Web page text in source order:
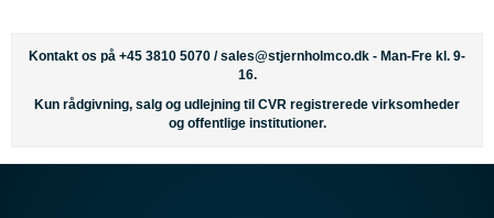
Kontakt os på +45 3810 5070 /sales@stjernholmco.dk - Man-Fre kl. 9-
16.
Kun rådgivning, salg og udlejning til CVR registrerede virksomheder
og offentlige institutioner.